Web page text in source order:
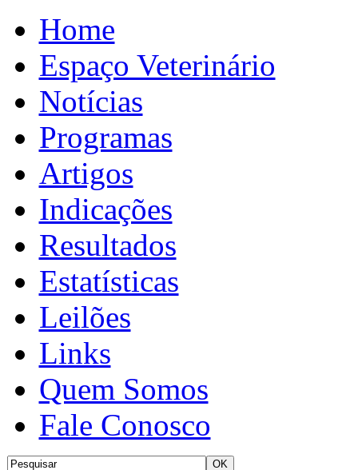
Home
Espaço Veterinário
Notícias
Programas
Artigos
Indicações
Resultados
Estatísticas
Leilões
Links
Quem Somos
Fale Conosco